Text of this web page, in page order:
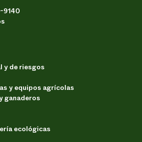
9140
y de riesgos
y equipos agrícolas
ganaderos
ecológicas